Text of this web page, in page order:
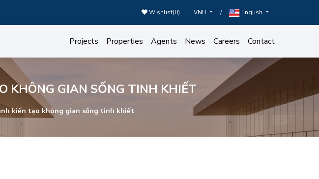
Wishlist(0) VND / English
Projects Properties Agents News Careers Contact
KHÔNG GIAN SỐNG TINH KHIẾT
kiến tạo không gian sống tinh khiết